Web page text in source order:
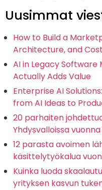
Uusimmat
How to Build a
Architecture, and
AI in Legacy Software
Actually Adds Value
Enterprise AI
from AI Ideas to
20 parhaiten
Yhdysvalloissa
12 parasta avoimen
käsittelytyökalua
Kuinka luoda
yrityksen kasvun